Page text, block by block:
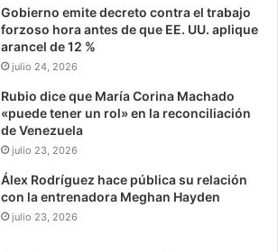
Gobierno emite decreto contra el trabajo
forzoso hora antes de que EE. UU. aplique
arancel de 12 %
julio 24, 2026
Rubio dice que María Corina Machado
«puede tener un rol» en la reconciliación
de Venezuela
julio 23, 2026
Álex Rodríguez hace pública su relación
con la entrenadora Meghan Hayden
julio 23, 2026